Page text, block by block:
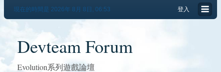
登入
現在的時間是 2026年 8月 8日, 06:53
Devteam Forum
Evolution系列遊戲論壇